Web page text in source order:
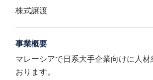
株式譲渡
事業概要
マレーシアで日系大手企業向けに人材
おります。